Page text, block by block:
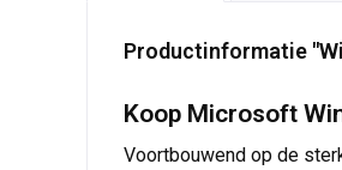
Productinformatie
Koop Microsoft
Voortbouwend op de